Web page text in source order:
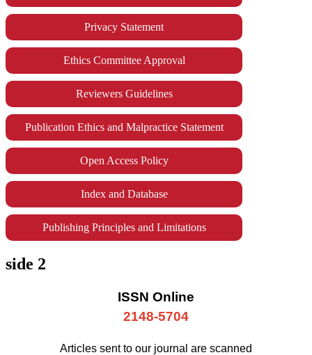
Privacy Statement
Ethics Committee Approval
Reviewers Guidelines
Publication Ethics and Malpractice Statement
Open Access Policy
Index and Database
Publishing Principles and Limitations
side 2
ISSN Online
2148-5704
Articles sent to our journal are scanned